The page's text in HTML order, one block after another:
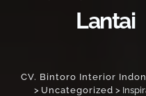
Lantai
CV. Bintoro Interior
> Uncategorized >